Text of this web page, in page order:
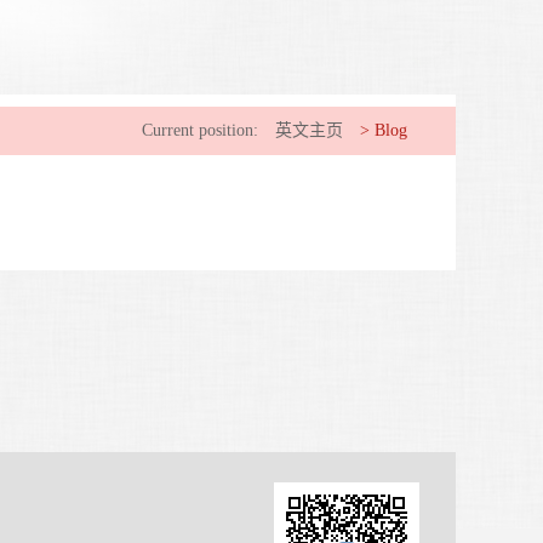
Current position: 英文主页 > Blog